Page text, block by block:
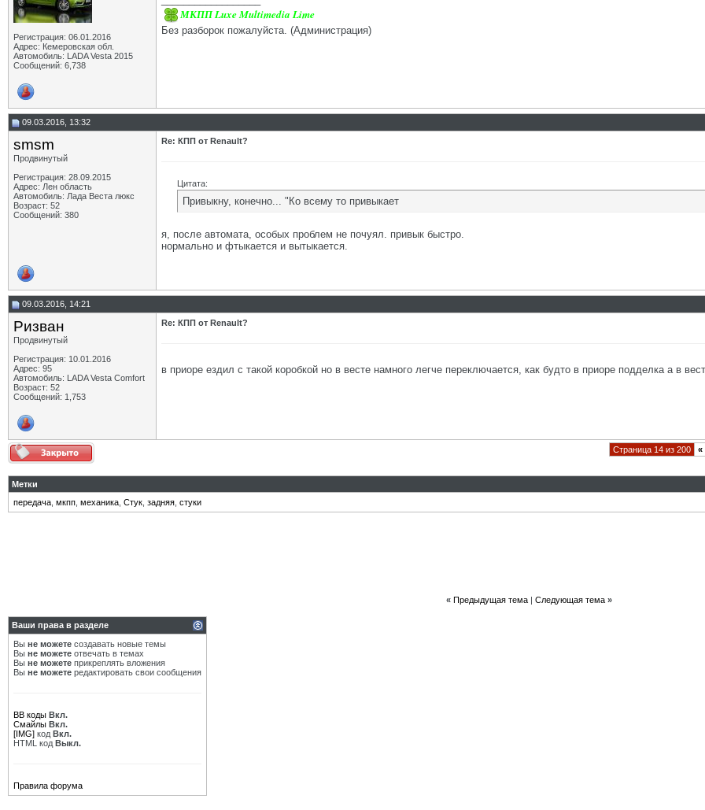
Регистрация: 06.01.2016
Адрес: Кемеровская обл.
Автомобиль: LADA Vesta 2015
Сообщений: 6,738
МКПП Luxe Multimedia Lime
Без разборок пожалуйста. (Администрация)
09.03.2016, 13:32
smsm
Продвинутый
Регистрация: 28.09.2015
Адрес: Лен область
Автомобиль: Лада Веста люкс
Возраст: 52
Сообщений: 380
Re: КПП от Renault?
Цитата:
Привыкну, конечно... "Ко всему то привыкает
я, после автомата, особых проблем не почуял. привык быстро.
нормально и фтыкается и вытыкается.
09.03.2016, 14:21
Ризван
Продвинутый
Регистрация: 10.01.2016
Адрес: 95
Автомобиль: LADA Vesta Сomfort
Возраст: 52
Сообщений: 1,753
Re: КПП от Renault?
в приоре ездил с такой коробкой но в весте намного легче переключается, как будто в приоре подделка а в
Страница 14 из 200 «
Метки
передача мкпп механика Стук задняя стуки
« Предыдущая тема| Следующая тема »
Ваши права в разделе
Вы не можете создавать новые темы
Вы не можете отвечать в темах
Вы не можете прикреплять вложения
Вы не можете редактировать свои сообщения
BB коды Вкл.
Смайлы Вкл.
[IMG] код Вкл.
HTML код Выкл.
Правила форума